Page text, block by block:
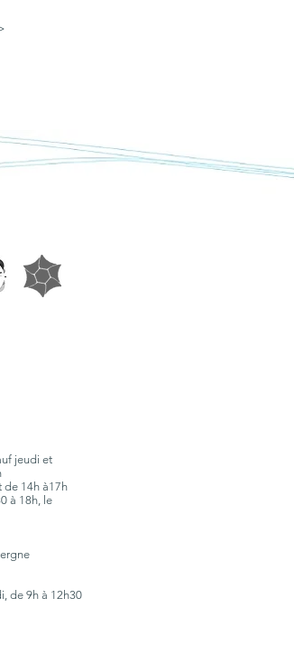
jeudi et
de 14h à17h
à 18h, le
de 9h à 12h30